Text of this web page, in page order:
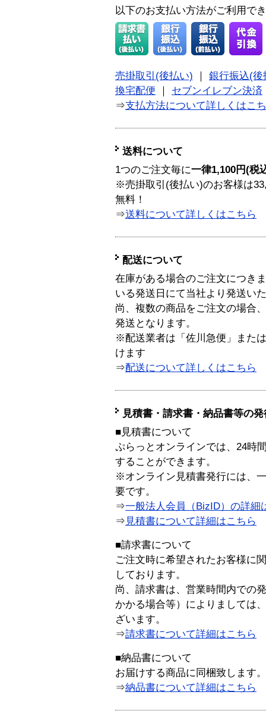
以下のお支払い方法がご利用で
売掛取引(後払い)
銀行振込(後
換宅配便
セブンイレブン決済
⇒支払方法について詳しくはこ
送料について
1つのご注文毎に一律1,100円(税
※売掛取引(後払い)のお客様は
無料！
⇒送料について詳しくはこちら
配送について
在庫がある場合のご注文につき
いる発送日にて当社より発送い
尚、複数の商品をご注文の場合
発送となります。
※配送業者は「佐川急便」また
けます
⇒配送について詳しくはこちら
見積書・請求書・納品書等の
■見積書について
ぷらっとオンラインでは、24時
することができます。
※オンライン見積書発行には、
要です。
⇒一般法人会員（BizID）の詳細
⇒ 見積書について詳細はこちら
■請求書について
ご注文時に希望されたお客様に
しております。
尚、請求書は、営業時間内での
かかる場合等）によりましては
ざいます。
⇒請求書について詳細はこちら
■納品書について
お届けする商品に同梱致します。
⇒納品書について詳細はこちら